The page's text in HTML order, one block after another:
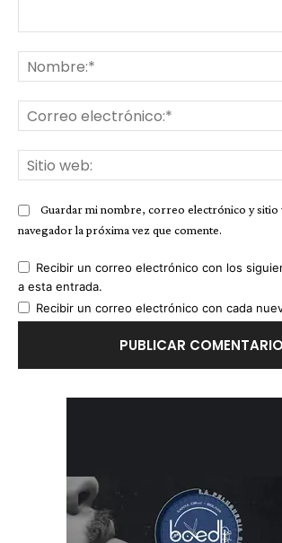
Guardar mi nombre, correo electrónico y sitio
navegador la próxima vez que comente.
Recibir un correo electrónico con los
a esta entrada.
Recibir un correo electrónico con cada